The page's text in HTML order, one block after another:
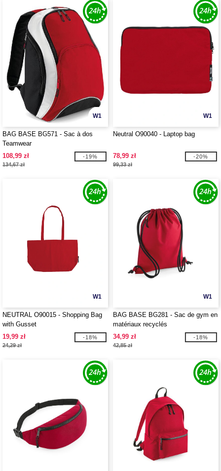
W1
BAG BASE BG571 - Sac à dos
Teamwear
108,99 zł
134,67 zł
-19%
W1
Neutral O90040 - Laptop bag
78,99 zł
99,33 zł
-20%
W1
NEUTRAL O90015 - Shopping Bag
with Gusset
19,99 zł
24,29 zł
-18%
W1
BAG BASE BG281 - Sac de gym en
matériaux recyclés
34,99 zł
42,85 zł
-18%